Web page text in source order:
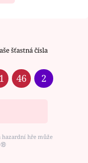
šťastná čísla
46 2
hře může
⑱